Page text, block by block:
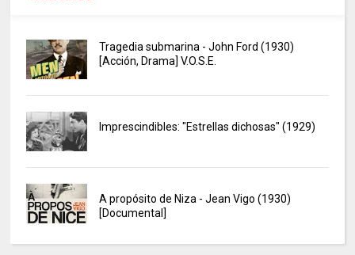
Tragedia submarina - John Ford (1930)
[Acción, Drama] V.O.S.E.
Imprescindibles: "Estrellas dichosas" (1929)
A propósito de Niza - Jean Vigo (1930)
[Documental]